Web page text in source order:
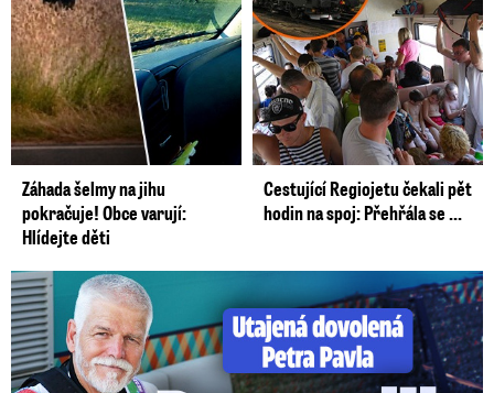
Záhada šelmy na jihu
pokračuje! Obce varují:
Hlídejte děti
Cestující Regiojetu čekali pět
hodin na spoj: Přehřála se ...
Utajená dovolená Petra Pavla: Prozradila ho fotka!